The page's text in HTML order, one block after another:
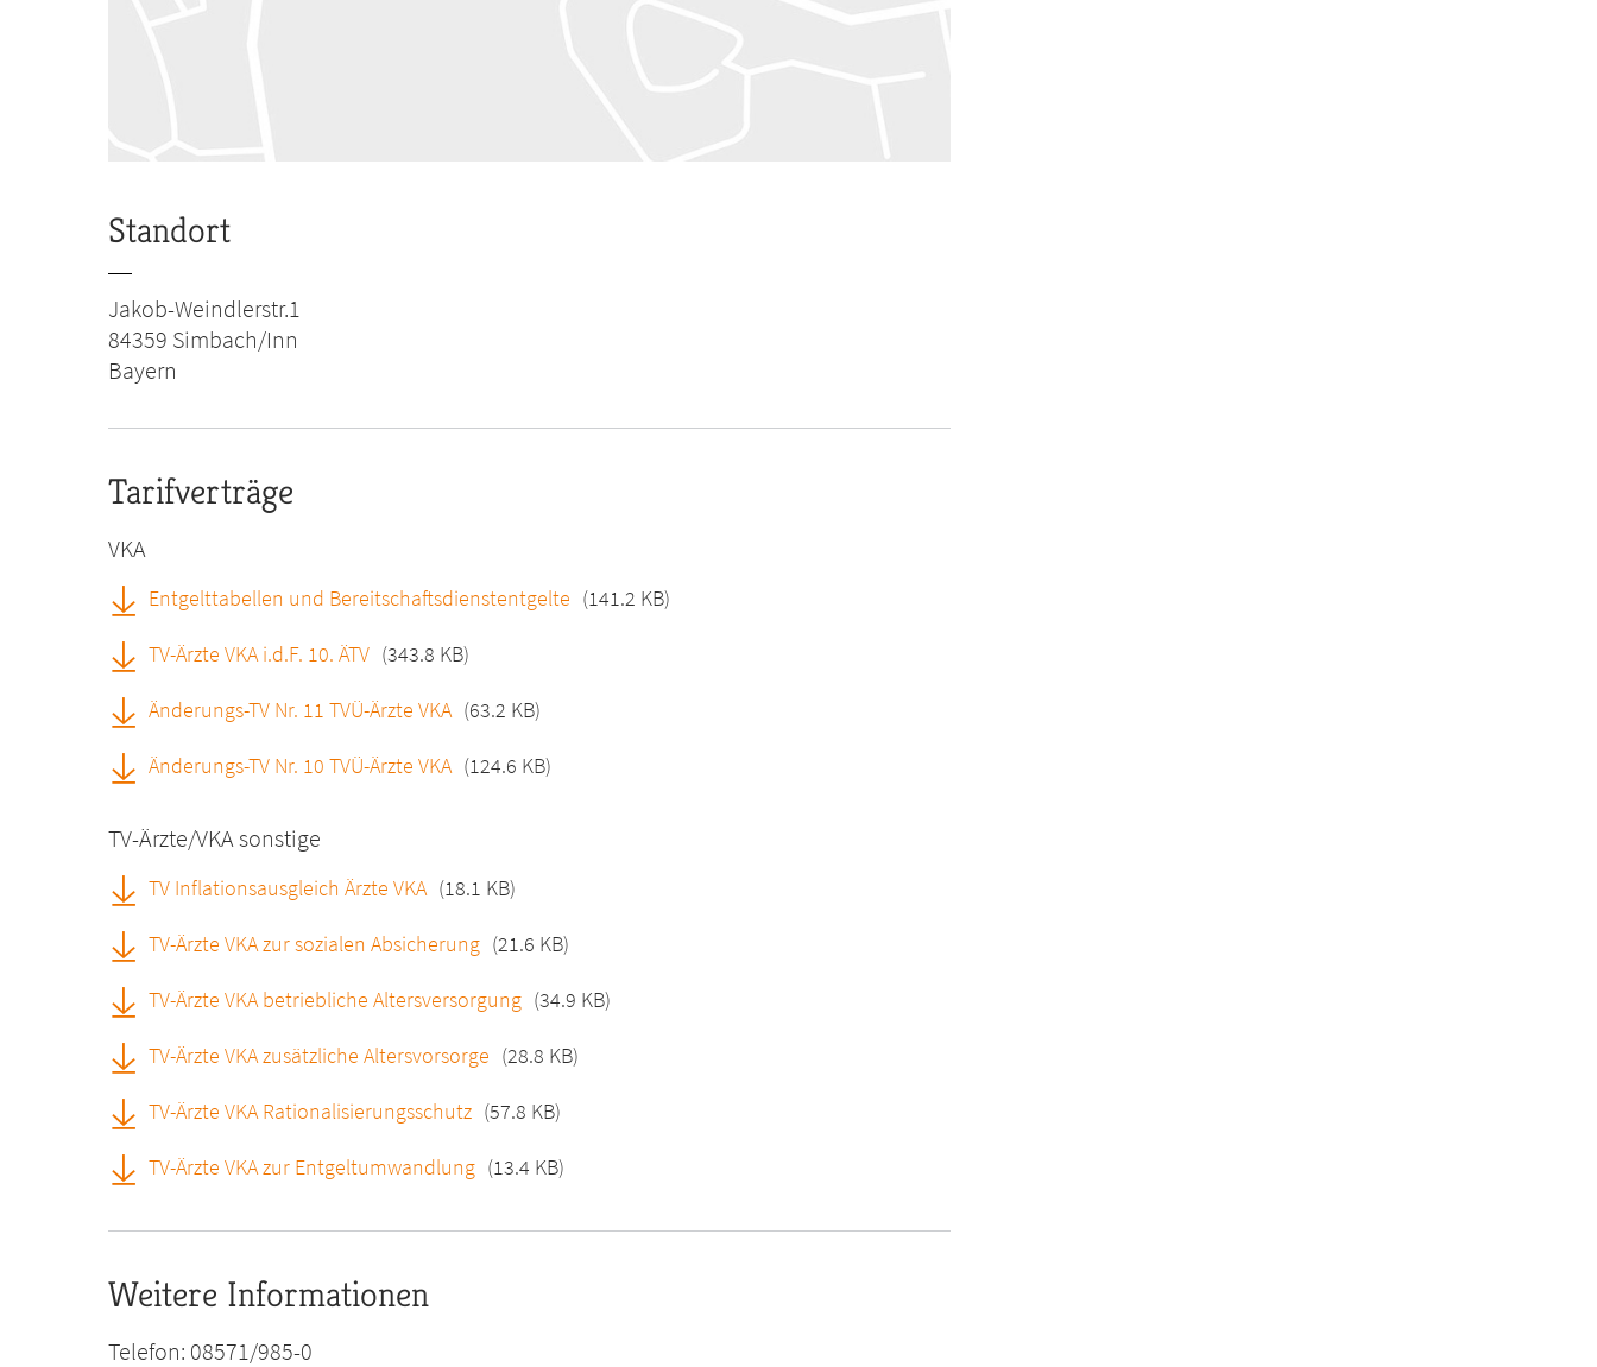
Standort
Jakob-Weindlerstr.1
84359 Simbach/Inn
Bayern
Tarifverträge
VKA
Entgelttabellen und Bereitschaftsdienstentgelte (141.2 KB)
TV-Ärzte VKA i.d.F. 10. ÄTV (343.8 KB)
Änderungs-TV Nr. 11 TVÜ-Ärzte VKA (63.2 KB)
Änderungs-TV Nr. 10 TVÜ-Ärzte VKA (124.6 KB)
TV-Ärzte/VKA sonstige
TV Inflationsausgleich Ärzte VKA (18.1 KB)
TV-Ärzte VKA zur sozialen Absicherung (21.6 KB)
TV-Ärzte VKA betriebliche Altersversorgung (34.9 KB)
TV-Ärzte VKA zusätzliche Altersvorsorge (28.8 KB)
TV-Ärzte VKA Rationalisierungsschutz (57.8 KB)
TV-Ärzte VKA zur Entgeltumwandlung (13.4 KB)
Weitere Informationen
Telefon: 08571/985-0